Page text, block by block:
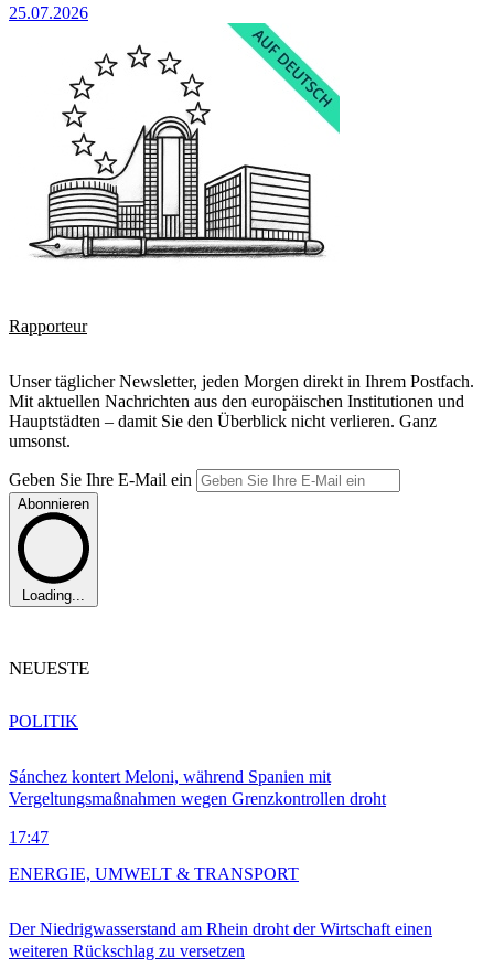
25.07.2026
Rapporteur
Unser täglicher Newsletter, jeden Morgen direkt in Ihrem Postfach.
Mit aktuellen Nachrichten aus den europäischen Institutionen und
Hauptstädten – damit Sie den Überblick nicht verlieren. Ganz
umsonst.
Geben Sie Ihre E-Mail ein
Abonnieren
Loading...
NEUESTE
Sánchez kontert Meloni, während Spanien mit
Vergeltungsmaßnahmen wegen Grenzkontrollen droht
17:47
POLITIK
Der Niedrigwasserstand am Rhein droht der Wirtschaft einen
weiteren Rückschlag zu versetzen
ENERGIE, UMWELT & TRANSPORT